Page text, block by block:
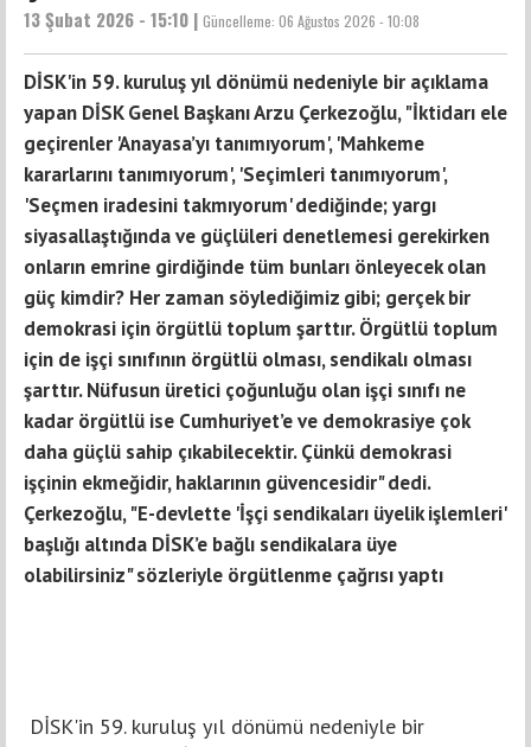
13 Şubat 2026 - 15:10 | Güncelleme: 06 Ağustos 2026 - 10:08
DİSK'in 59. kuruluş yıl dönümü nedeniyle bir açıklama
yapan DİSK Genel Başkanı Arzu Çerkezoğlu, "İktidarı ele
geçirenler 'Anayasa’yı tanımıyorum', 'Mahkeme
kararlarını tanımıyorum', 'Seçimleri tanımıyorum',
'Seçmen iradesini takmıyorum' dediğinde; yargı
siyasallaştığında ve güçlüleri denetlemesi gerekirken
onların emrine girdiğinde tüm bunları önleyecek olan
güç kimdir? Her zaman söylediğimiz gibi; gerçek bir
demokrasi için örgütlü toplum şarttır. Örgütlü toplum
için de işçi sınıfının örgütlü olması, sendikalı olması
şarttır. Nüfusun üretici çoğunluğu olan işçi sınıfı ne
kadar örgütlü ise Cumhuriyet’e ve demokrasiye çok
daha güçlü sahip çıkabilecektir. Çünkü demokrasi
işçinin ekmeğidir, haklarının güvencesidir" dedi.
Çerkezoğlu, "E-devlette 'İşçi sendikaları üyelik işlemleri'
başlığı altında DİSK’e bağlı sendikalara üye
olabilirsiniz" sözleriyle örgütlenme çağrısı yaptı
DİSK'in 59. kuruluş yıl dönümü nedeniyle bir